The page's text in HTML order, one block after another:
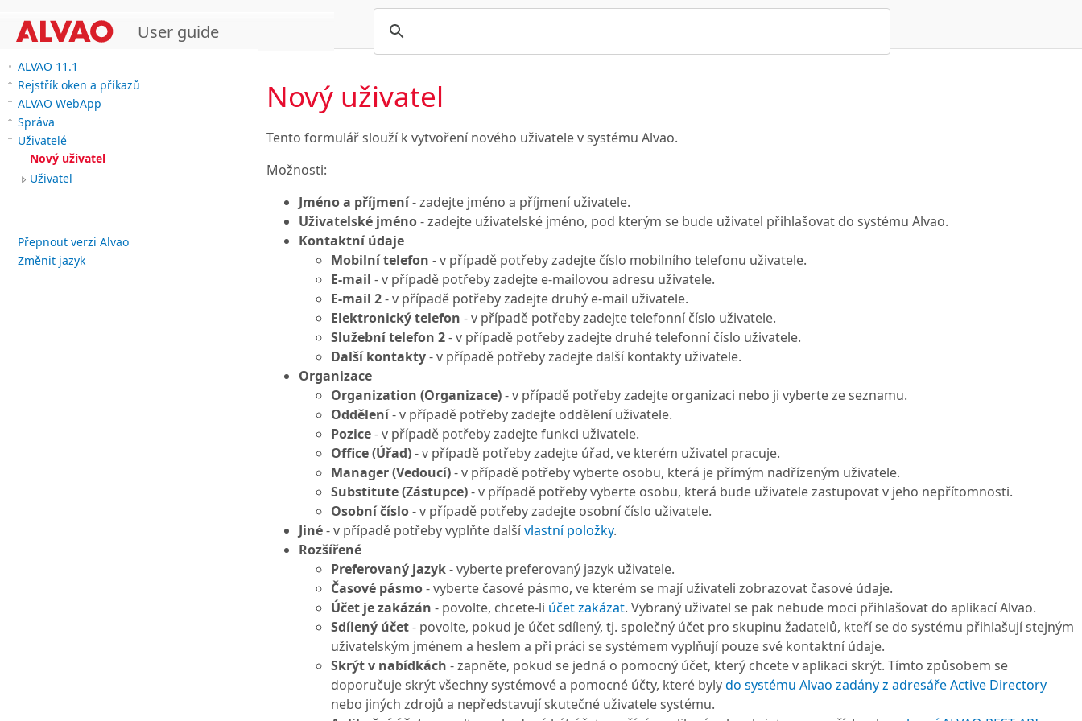
User guide
ALVAO 11.1
Rejstřík oken a příkazů
ALVAO WebApp
Správa
Uživatelé
Nový uživatel
Uživatel
Přepnout verzi Alvao
Změnit jazyk
Nový uživatel
Tento formulář slouží k vytvoření nového uživatele v systému Alvao.
Možnosti:
Jméno a příjmení- zadejte jméno a příjmení uživatele.
Uživatelské jméno- zadejte uživatelské jméno, pod kterým se bude uživatel přihlašovat do systému Alvao.
Kontaktní údaje
Mobilní telefon - v případě potřeby zadejte číslo mobilního telefonu uživatele.
E-mail - v případě potřeby zadejte e-mailovou adresu uživatele.
E-mail 2- v případě potřeby zadejte druhý e-mail uživatele.
Elektronický telefon - v případě potřeby zadejte telefonní číslo uživatele.
Služební telefon 2- v případě potřeby zadejte druhé telefonní číslo uživatele.
Další kontakty- v případě potřeby zadejte další kontakty uživatele.
Organizace
Organization (Organizace)- v případě potřeby zadejte organizaci nebo ji vyberte ze seznamu.
Oddělení- v případě potřeby zadejte oddělení uživatele.
Pozice- v případě potřeby zadejte funkci uživatele.
Office (Úřad)- v případě potřeby zadejte úřad, ve kterém uživatel pracuje.
Manager (Vedoucí)- v případě potřeby vyberte osobu, která je přímým nadřízeným uživatele.
Substitute (Zástupce)- v případě potřeby vyberte osobu, která bude uživatele zastupovat v jeho nepřítomnosti.
Osobní číslo- v případě potřeby zadejte osobní číslo uživatele.
Jiné- v případě potřeby vyplňte dalšívlastní položky.
Rozšířené
Preferovaný jazyk- vyberte preferovaný jazyk uživatele.
Časové pásmo- vyberte časové pásmo, ve kterém se mají uživateli zobrazovat časové údaje.
Účet je zakázán - povolte, chcete-li účet zakázat. Vybraný uživatel se pak nebude moci přihlašovat do aplikací Alvao.
Sdílený účet- povolte, pokud je účet sdílený, tj. společný účet pro skupinu žadatelů, kteří se do systému přihlašují stejným
uživatelským jménem a heslem a při práci se systémem vyplňují pouze své kontaktní údaje.
Skrýt v nabídkách - zapněte, pokud se jedná o pomocný účet, který chcete v aplikaci skrýt. Tímto způsobem se
doporučuje skrýt všechny systémové a pomocné účty, které bylydo systému Alvao zadány z adresáře Active Directory
nebo jiných zdrojů a nepředstavují skutečné uživatele systému.